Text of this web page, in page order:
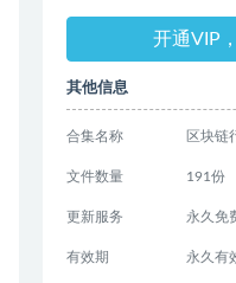
开通VIP
其他信息
合集名称 区块链
文件数量 191份
更新服务 永久免
有效期 永久有